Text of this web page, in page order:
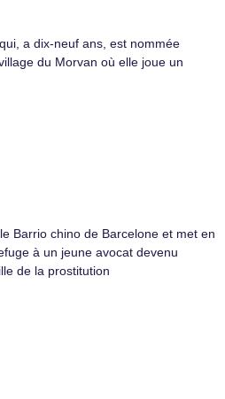
a dix-neuf ans, est nommée
du Morvan où elle joue un
Barrio chino de Barcelone et met en
à un jeune avocat devenu
de la prostitution